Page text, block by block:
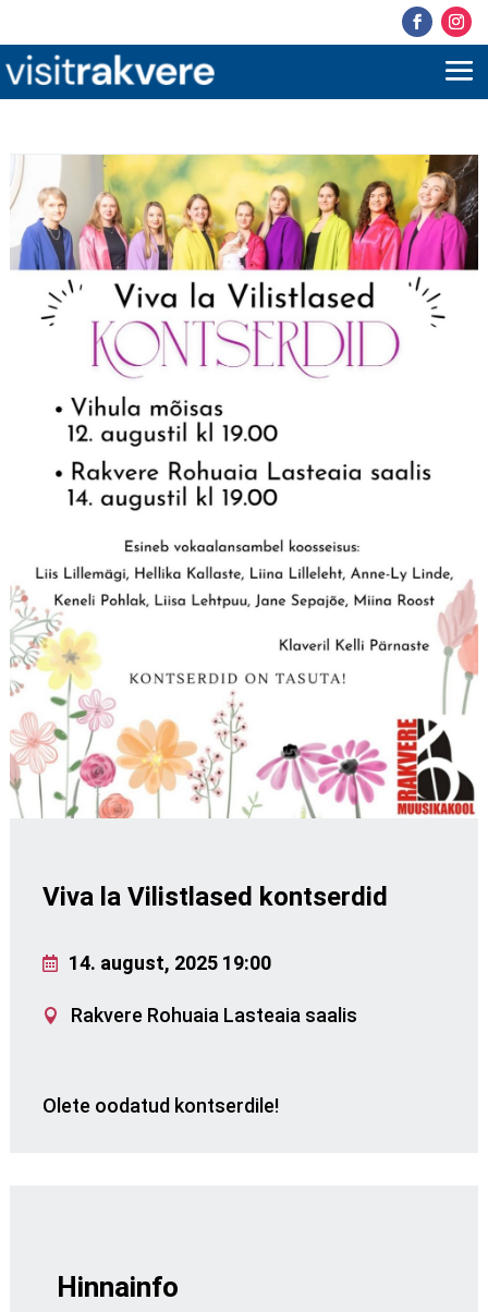
Viva la Vilistlased kontserdid
14. august, 2025 19:00
Rakvere Rohuaia Lasteaia saalis
Olete oodatud kontserdile!
Hinnainfo